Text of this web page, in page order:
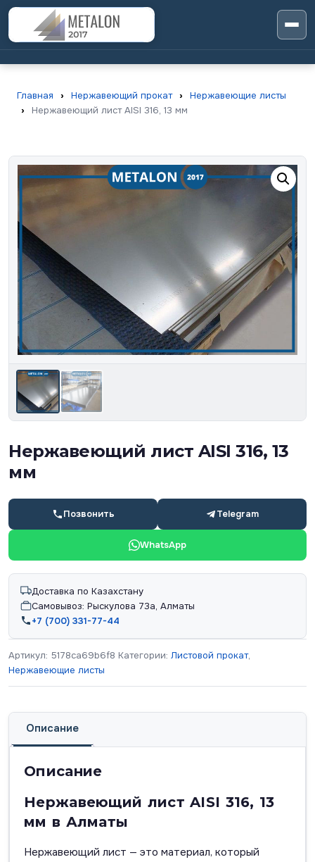
Главная › Нержавеющий прокат ›
Нержавеющие листы
›
Нержавеющий лист AISI 316, 13 мм
Нержавеющий лист AISI 316, 13
мм
Позвонить Telegram
WhatsApp
Доставка по Казахстану
Самовывоз: Рыскулова 73а, Алматы
+7 (700) 331-77-44
Артикул: 5178ca69b6f8 Категории: Листовой прокат,
Нержавеющие листы
Описание
Описание
Нержавеющий лист AISI 316, 13
мм в Алматы
Нержавеющий лист — это материал, который